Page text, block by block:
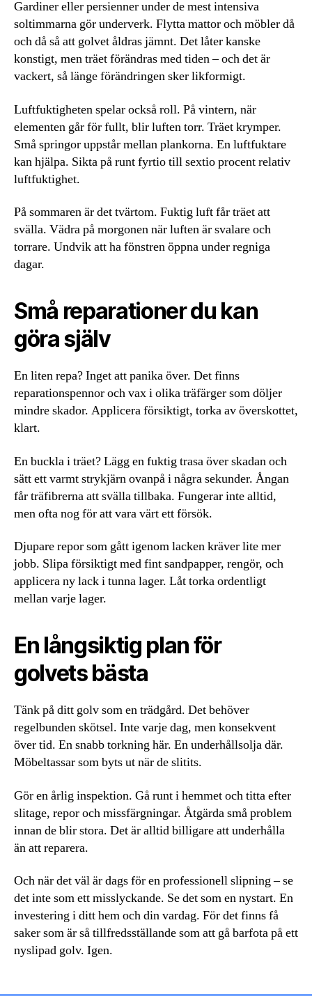
Gardiner eller persienner under de mest intensiva
soltimmarna gör underverk. Flytta mattor och möbler då
och då så att golvet åldras jämnt. Det låter kanske
konstigt, men träet förändras med tiden – och det är
vackert, så länge förändringen sker likformigt.
Luftfuktigheten spelar också roll. På vintern, när
elementen går för fullt, blir luften torr. Träet krymper.
Små springor uppstår mellan plankorna. En luftfuktare
kan hjälpa. Sikta på runt fyrtio till sextio procent relativ
luftfuktighet.
På sommaren är det tvärtom. Fuktig luft får träet att
svälla. Vädra på morgonen när luften är svalare och
torrare. Undvik att ha fönstren öppna under regniga
dagar.
Små reparationer du kan
göra själv
En liten repa? Inget att panika över. Det finns
reparationspennor och vax i olika träfärger som döljer
mindre skador. Applicera försiktigt, torka av överskottet,
klart.
En buckla i träet? Lägg en fuktig trasa över skadan och
sätt ett varmt strykjärn ovanpå i några sekunder. Ångan
får träfibrerna att svälla tillbaka. Fungerar inte alltid,
men ofta nog för att vara värt ett försök.
Djupare repor som gått igenom lacken kräver lite mer
jobb. Slipa försiktigt med fint sandpapper, rengör, och
applicera ny lack i tunna lager. Låt torka ordentligt
mellan varje lager.
En långsiktig plan för
golvets bästa
Tänk på ditt golv som en trädgård. Det behöver
regelbunden skötsel. Inte varje dag, men konsekvent
över tid. En snabb torkning här. En underhållsolja där.
Möbeltassar som byts ut när de slitits.
Gör en årlig inspektion. Gå runt i hemmet och titta efter
slitage, repor och missfärgningar. Åtgärda små problem
innan de blir stora. Det är alltid billigare att underhålla
än att reparera.
Och när det väl är dags för en professionell slipning – se
det inte som ett misslyckande. Se det som en nystart. En
investering i ditt hem och din vardag. För det finns få
saker som är så tillfredsställande som att gå barfota på ett
nyslipad golv. Igen.